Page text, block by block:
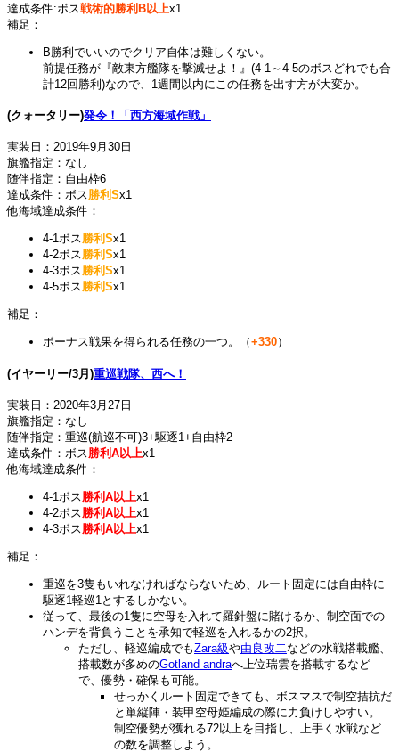
達成条件:ボス戦術的勝利B以上x1
補足：
B勝利でいいのでクリア自体は難しくない。
前提任務が『敵東方艦隊を撃滅せよ！』(4-1～4-5のボスどれでも合
計12回勝利)なので、1週間以内にこの任務を出す方が大変か。
(クォータリー)発令！「西方海域作戦」
実装日：2019年9月30日
旗艦指定：なし
随伴指定：自由枠6
達成条件：ボス勝利Sx1
他海域達成条件：
4-1ボス勝利Sx1
4-2ボス勝利Sx1
4-3ボス勝利Sx1
4-5ボス勝利Sx1
補足：
ボーナス戦果を得られる任務の一つ。（+330）
(イヤーリー/3月)重巡戦隊、西へ！
実装日：2020年3月27日
旗艦指定：なし
随伴指定：重巡(航巡不可)3+駆逐1+自由枠2
達成条件：ボス 勝利A以上x1
他海域達成条件：
4-1ボス 勝利A以上x1
4-2ボス 勝利A以上x1
4-3ボス 勝利A以上x1
補足：
重巡を3隻もいれなければならないため、ルート固定には自由枠に
駆逐1軽巡1とするしかない。
従って、最後の1隻に空母を入れて羅針盤に賭けるか、制空面での
ハンデを背負うことを承知で軽巡を入れるかの2択。
ただし、軽巡編成でもZara級や由良改二などの水戦搭載艦、
搭載数が多めのGotland andraへ上位瑞雲を搭載するなど
で、優勢・確保も可能。
せっかくルート固定できても、ボスマスで制空拮抗だ
と単縦陣・装甲空母姫編成の際に力負けしやすい。
制空優勢が獲れる72以上を目指し、上手く水戦など
の数を調整しよう。